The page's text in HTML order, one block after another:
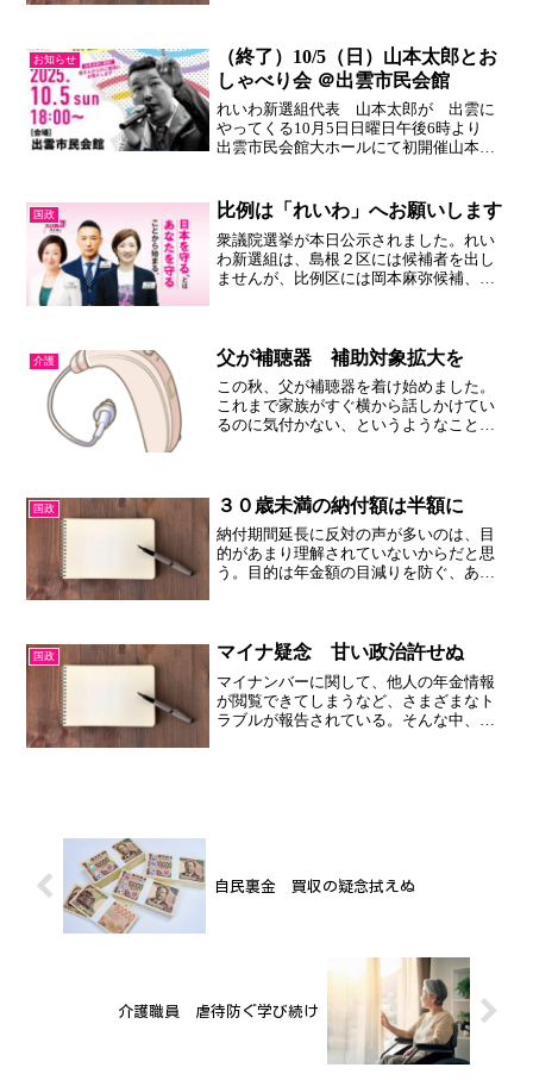
約９割で海外は約１割。借...
お知らせ
（終了）10/5（日）山本太郎とお
しゃべり会 ＠出雲市民会館
れいわ新選組代表 山本太郎が 出雲に
やってくる10月5日日曜日午後6時より
出雲市民会館大ホールにて初開催山本太
どうぞ。国会のウラ話がきけるかも？申
込は不要。無料でご参加...
国政 比例は「れいわ」へお願いします
衆議院選挙が本日公示されました。れい
わ新選組は、島根２区には候補者を出し
ませんが、比例区には岡本麻弥候補、は
でこれまで以上の議席を獲...
介護 父が補聴器 補助対象拡大を
この秋、父が補聴器を着け始めました。
これまで家族がすぐ横から話しかけてい
るのに気付かない、というようなことが
話が増えました。笑顔も増...
国政 ３０歳未満の納付額は半額に
納付期間延長に反対の声が多いのは、目
的があまり理解されていないからだと思
う。目的は年金額の目減りを防ぐ、ある
年層の納付率が低いのも課...
国政 マイナ疑念 甘い政治許せぬ
マイナンバーに関して、他人の年金情報
が閲覧できてしまうなど、さまざまなト
ラブルが報告されている。そんな中、政
自民裏金 買収の疑念拭えぬ
介護職員 虐待防ぐ学び続け